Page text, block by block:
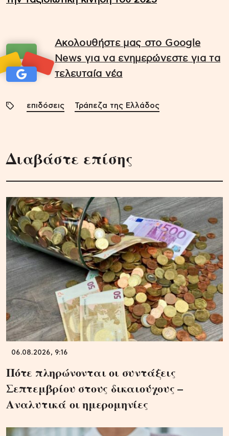
Ακολουθήστε μας στο Google
News για να ενημερώνεστε για τα
τελευταία νέα
επιδόσεις Τράπεζα της Ελλάδος
Διαβάστε επίσης
06.08.2026, 9:16
Πότε πληρώνονται οι συντάξεις
Σεπτεμβρίου στους δικαιούχους –
Αναλυτικά οι ημερομηνίες